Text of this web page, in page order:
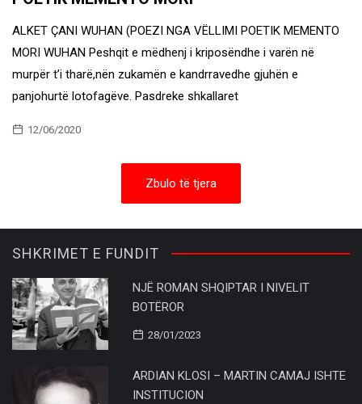
ALKET ÇANI WUHAN (POEZI NGA VËLLIMI POETIK MEMENTO
MORI WUHAN Peshqit e mëdhenj i kriposëndhe i varën në
murpër t’i tharë,nën zukamën e kandrravedhe gjuhën e
panjohurtë lotofagëve. Pasdreke shkallaret
12/06/2020
Zbulo të tjera
SHKRIMET E FUNDIT
NJË ROMAN SHQIPTAR I NIVELIT
BOTËROR
28/01/2023
ARDIAN KLOSI – MARTIN CAMAJ ISHTE
INSTITUCION